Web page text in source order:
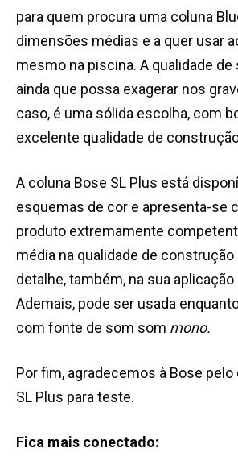
para quem procura uma coluna
dimensões médias e a quer usar
mesmo na piscina. A qualidade de
ainda que possa exagerar nos
caso, é uma sólida escolha, com
excelente qualidade de
A coluna Bose SL Plus está
esquemas de cor e apresenta-se
produto extremamente
média na qualidade de construção
detalhe, também, na sua
Ademais, pode ser usada
com fonte de som som mono.
Por fim, agradecemos à Bose pelo
SL Plus para teste.
Fica mais conectado: